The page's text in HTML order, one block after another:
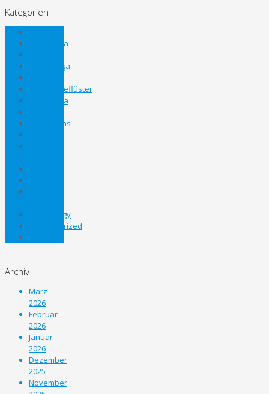
Kategorien
Bezirksliga
Gebietsliga
Kabinengeflüster
Landesliga
Nachwuchs
Technology
Uncategorized
Archiv
März
2026
Februar
2026
Januar
2026
Dezember
2025
November